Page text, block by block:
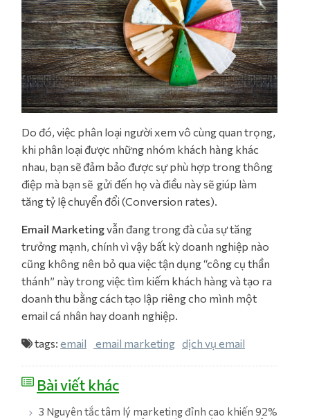
Do đó, việc phân loại người xem vô cùng quan trọng,
khi phân loại được những nhóm khách hàng khác
nhau, bạn sẽ đảm bảo được sự phù hợp trong thông
điệp mà bạn sẽ gửi đến họ và điều này sẽ giúp làm
tăng tỷ lệ chuyển đổi (Conversion rates).
Email Marketingvẫn đang trong đà của sự tăng
trưởng mạnh, chính vì vậy bất kỳ doanh nghiệp nào
cũng không nên bỏ qua việc tận dụng “công cụ thần
thánh” này trong việc tìm kiếm khách hàng và tạo ra
doanh thu bằng cách tạo lập riêng cho mình một
email cá nhân hay doanh nghiệp.
tags: email email marketing dịch vụ email
Bài viết khác
3 Nguyên tắc tâm lý marketing đỉnh cao khiến 92%